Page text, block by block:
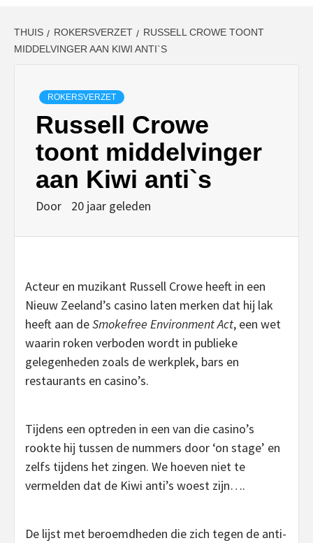
THUIS ROKERSVERZET
RUSSELL CROWE TOONT
MIDDELVINGER AAN KIWI ANTI`S
ROKERSVERZET
Russell Crowe
toont middelvinger
aan Kiwi anti`s
Door 20 jaar geleden
Acteur en muzikant Russell Crowe heeft in een
Nieuw Zeeland’s casino laten merken dat hij lak
heeft aan deSmokefree Environment Act, een wet
waarin roken verboden wordt in publieke
gelegenheden zoals de werkplek, bars en
restaurants en casino’s.
Tijdens een optreden in een van die casino’s
rookte hij tussen de nummers door ‘on stage’ en
zelfs tijdens het zingen. We hoeven niet te
vermelden dat de Kiwi anti’s woest zijn….
De lijst met beroemdheden die zich tegen de anti-